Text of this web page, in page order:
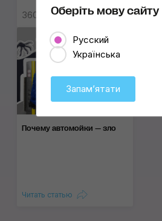
360...405 ₴
Почему автомойки — зло
Читать статью
Оберіть мову сайту
Русский
Українська
Запамʼятати